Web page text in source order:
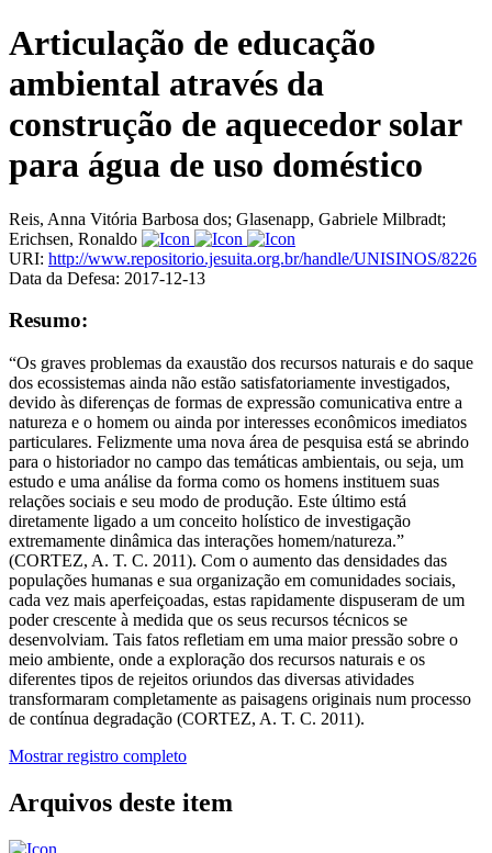
Articulação de educação
ambiental através da
construção de aquecedor solar
para água de uso doméstico
Reis, Anna Vitória Barbosa dos; Glasenapp, Gabriele Milbradt;
Erichsen, Ronaldo
URI: http://www.repositorio.jesuita.org.br/handle/UNISINOS/8226
Data da Defesa: 2017-12-13
Resumo:
“Os graves problemas da exaustão dos recursos naturais e do saque
dos ecossistemas ainda não estão satisfatoriamente investigados,
devido às diferenças de formas de expressão comunicativa entre a
natureza e o homem ou ainda por interesses econômicos imediatos
particulares. Felizmente uma nova área de pesquisa está se abrindo
para o historiador no campo das temáticas ambientais, ou seja, um
estudo e uma análise da forma como os homens instituem suas
relações sociais e seu modo de produção. Este último está
diretamente ligado a um conceito holístico de investigação
extremamente dinâmica das interações homem/natureza.”
(CORTEZ, A. T. C. 2011). Com o aumento das densidades das
populações humanas e sua organização em comunidades sociais,
cada vez mais aperfeiçoadas, estas rapidamente dispuseram de um
poder crescente à medida que os seus recursos técnicos se
desenvolviam. Tais fatos refletiam em uma maior pressão sobre o
meio ambiente, onde a exploração dos recursos naturais e os
diferentes tipos de rejeitos oriundos das diversas atividades
transformaram completamente as paisagens originais num processo
de contínua degradação (CORTEZ, A. T. C. 2011).
Mostrar registro completo
Arquivos deste item